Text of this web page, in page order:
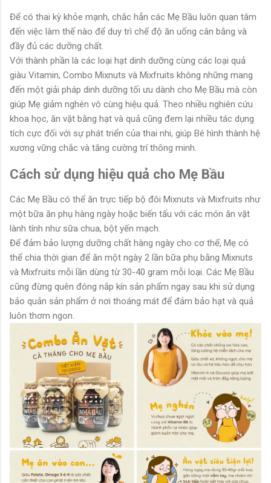
Để có thai kỳ khỏe mạnh, chắc hẳn các Mẹ Bầu luôn quan tâm
đến việc làm thế nào để duy trì chế độ ăn uống cân bằng và
đầy đủ các dưỡng chất.
Với thành phần là các loại hạt dinh dưỡng cùng các loại quả
giàu Vitamin, Combo Mixnuts và Mixfruits không những mang
đến một giải pháp dinh dưỡng tối ưu dành cho Mẹ Bầu mà còn
giúp Mẹ giảm nghén vô cùng hiệu quả. Theo nhiều nghiên cứu
khoa học, ăn vặt bằng hạt và quả cũng đem lại nhiều tác dụng
tích cực đối với sự phát triển của thai nhi, giúp Bé hình thành hệ
xương vững chắc và tăng cường trí thông minh.
Cách sử dụng hiệu quả cho Mẹ Bầu
Các Mẹ Bầu có thể ăn trực tiếp bộ đôi Mixnuts và Mixfruits như
một bữa ăn phụ hàng ngày hoặc biến tấu với các món ăn vặt
lành tính như sữa chua, bột yến mạch.
Để đảm bảo lượng dưỡng chất hàng ngày cho cơ thể, Mẹ có
thể chia thời gian để ăn một ngày 2 lần bữa phụ bằng Mixnuts
và Mixfruits mỗi lần dùng từ 30-40 gram mỗi loại. Các Mẹ Bầu
cũng đừng quên đóng nắp kín sản phẩm ngay sau khi sử dụng
bảo quản sản phẩm ở nơi thoáng mát để đảm bảo hạt và quả
luôn thơm ngon.